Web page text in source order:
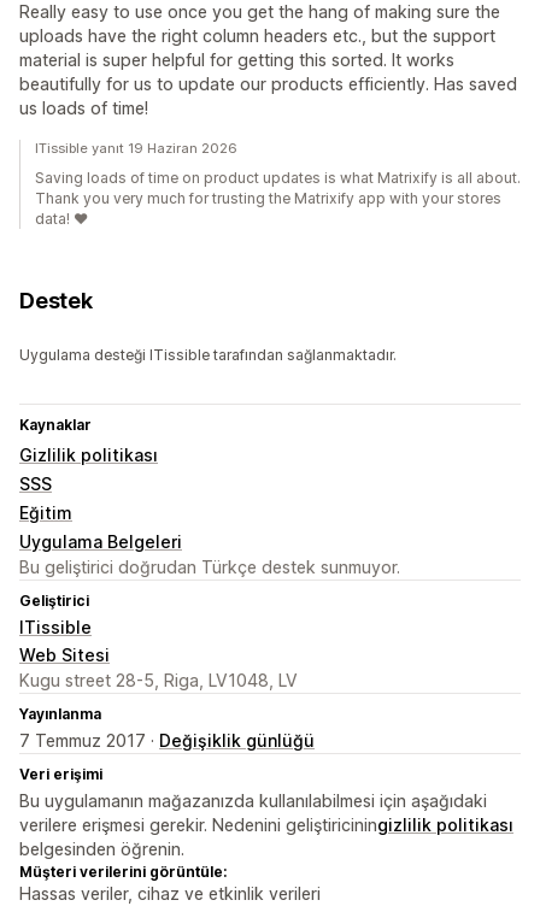
Really easy to use once you get the hang of making sure the
uploads have the right column headers etc., but the support
material is super helpful for getting this sorted. It works
beautifully for us to update our products efficiently. Has saved
us loads of time!
ITissible yanıt 19 Haziran 2026
Saving loads of time on product updates is what Matrixify is all about.
Thank you very much for trusting the Matrixify app with your stores
data! ❤️
Destek
Uygulama desteği ITissible tarafından sağlanmaktadır.
Kaynaklar
Gizlilik politikası
SSS
Eğitim
Uygulama Belgeleri
Bu geliştirici doğrudan Türkçe destek sunmuyor.
Geliştirici
ITissible
Web Sitesi
Kugu street 28-5, Riga, LV1048, LV
Yayınlanma
7 Temmuz 2017 · Değişiklik günlüğü
Veri erişimi
Bu uygulamanın mağazanızda kullanılabilmesi için aşağıdaki
verilere erişmesi gerekir. Nedenini geliştiriciningizlilik politikası
belgesinden öğrenin.
Müşteri verilerini görüntüle:
Hassas veriler, cihaz ve etkinlik verileri